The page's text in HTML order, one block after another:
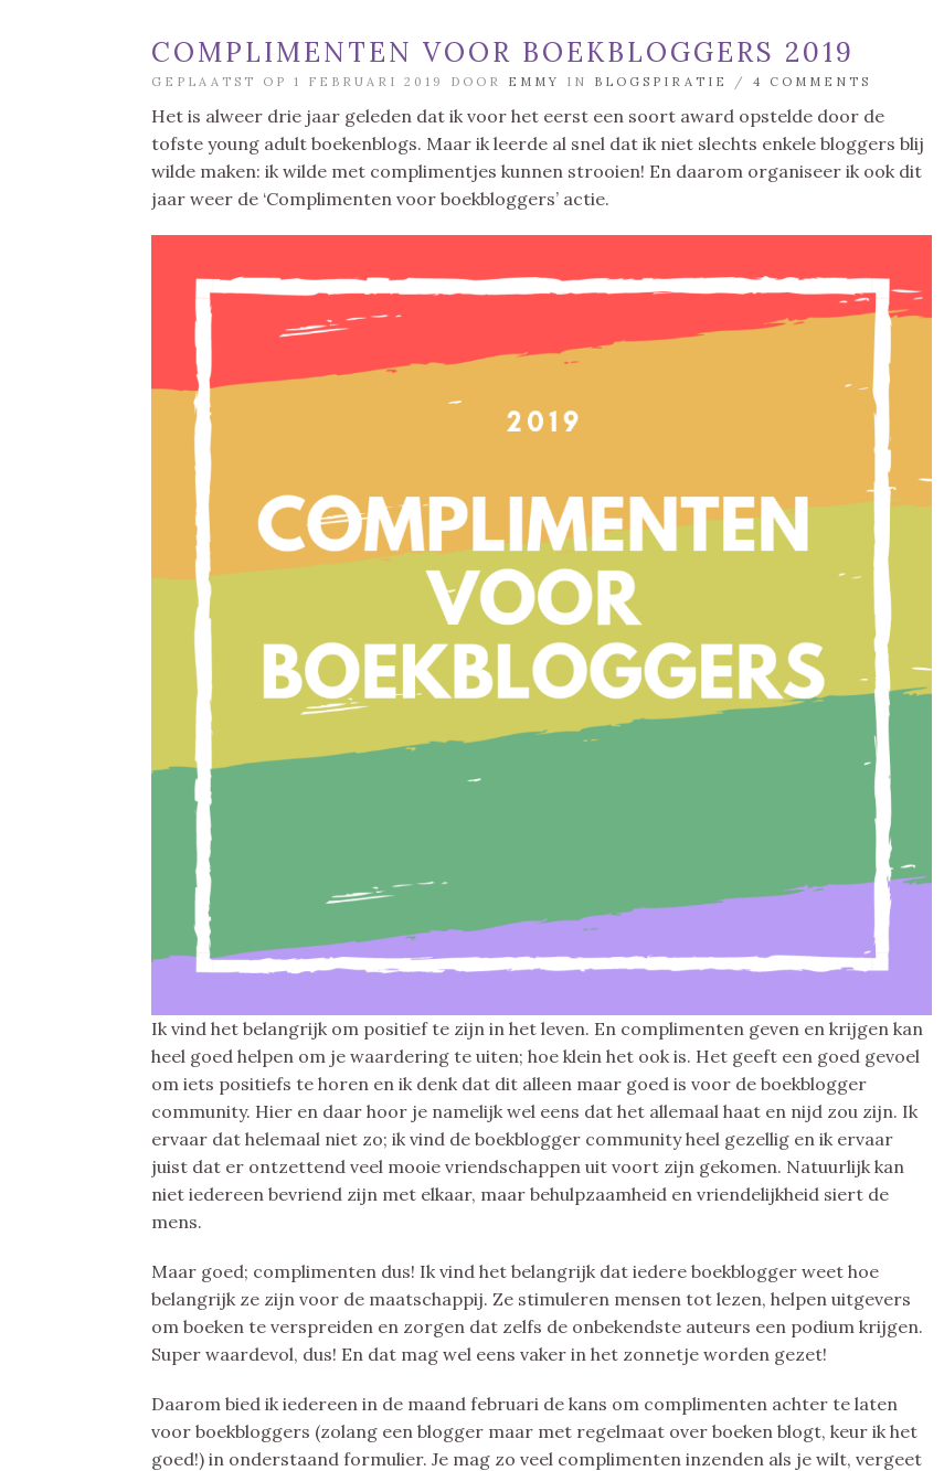
COMPLIMENTEN VOOR BOEKBLOGGERS 2019
GEPLAATST OP 1 FEBRUARI 2019 DOOR EMMY IN BLOGSPIRATIE / 4 COMMENTS
Het is alweer drie jaar geleden dat ik voor het eerst een soort award opstelde door de
tofste young adult boekenblogs. Maar ik leerde al snel dat ik niet slechts enkele bloggers blij
wilde maken: ik wilde met complimentjes kunnen strooien! En daarom organiseer ik ook dit
jaar weer de ‘Complimenten voor boekbloggers’ actie.
Ik vind het belangrijk om positief te zijn in het leven. En complimenten geven en krijgen kan
heel goed helpen om je waardering te uiten; hoe klein het ook is. Het geeft een goed gevoel
om iets positiefs te horen en ik denk dat dit alleen maar goed is voor de boekblogger
community. Hier en daar hoor je namelijk wel eens dat het allemaal haat en nijd zou zijn. Ik
ervaar dat helemaal niet zo; ik vind de boekblogger community heel gezellig en ik ervaar
juist dat er ontzettend veel mooie vriendschappen uit voort zijn gekomen. Natuurlijk kan
niet iedereen bevriend zijn met elkaar, maar behulpzaamheid en vriendelijkheid siert de
mens.
Maar goed; complimenten dus! Ik vind het belangrijk dat iedere boekblogger weet hoe
belangrijk ze zijn voor de maatschappij. Ze stimuleren mensen tot lezen, helpen uitgevers
om boeken te verspreiden en zorgen dat zelfs de onbekendste auteurs een podium krijgen.
Super waardevol, dus! En dat mag wel eens vaker in het zonnetje worden gezet!
Daarom bied ik iedereen in de maand februari de kans om complimenten achter te laten
voor boekbloggers (zolang een blogger maar met regelmaat over boeken blogt, keur ik het
goed!) in onderstaand formulier. Je mag zo veel complimenten inzenden als je wilt, vergeet